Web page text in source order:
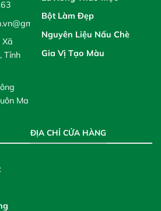
Xã
Tỉnh
Ma
Bột Làm Đẹp
Nguyên Liệu Nấu Chè
Gia Vị Tạo Màu
ĐỊA CHỈ CỬA HÀNG